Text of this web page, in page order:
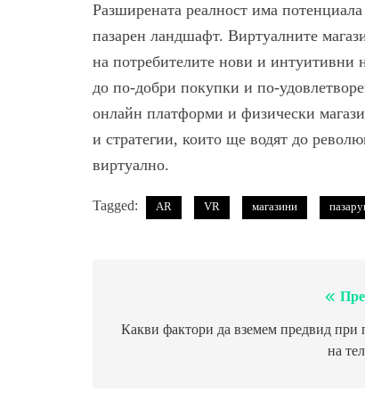
Разширената реалност има
пазарен ландшафт. Виртуалните
на потребителите нови и интуитивни
до по-добри покупки и по-
онлайн платформи и физически
и стратегии, които ще водят до
виртуално.
Tagged: AR VR магазини
Какви фактори да вземем предвид при
на